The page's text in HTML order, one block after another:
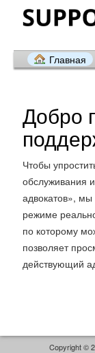
Главная
Добро
Чтобы
обслуживания
адвокатов», мы
режиме
по которому
позволяет
действующий
Copyright ©